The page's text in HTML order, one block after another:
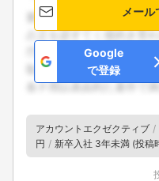
メール
Google
で登録
アカウントエクゼクティブ
円
新卒入社 3年未満 (投稿